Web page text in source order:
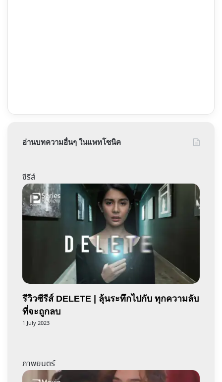
อ่านบทความอื่นๆ ในแพทโซนิค
ซีรีส์
รีวิวซีรีส์ DELETE | ลุ้นระทึกไปกับ ทุกความลับ
ที่จะถูกลบ
1 July 2023
ภาพยนตร์